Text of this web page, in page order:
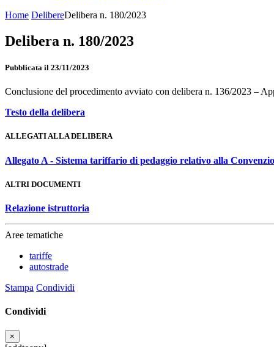
Home DelibereDelibera n. 180/2023
Delibera n. 180/2023
Pubblicata il 23/11/2023
Conclusione del procedimento avviato con delibera n. 136/2023 –
Testo della delibera
ALLEGATI ALLA DELIBERA
Allegato A - Sistema tariffario di pedaggio relativo alla
ALTRI DOCUMENTI
Relazione istruttoria
Aree tematiche
tariffe
autostrade
Stampa Condividi
Condividi
×